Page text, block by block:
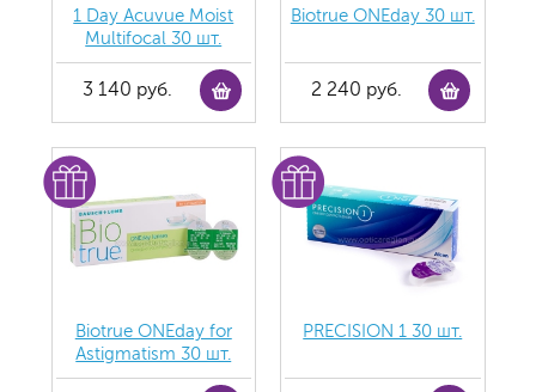
1 Day Acuvue Moist
Multifocal 30 шт.
3 140 руб.
Biotrue ONEday 30 шт.
2 240 руб.
Biotrue ONEday for
Astigmatism 30 шт.
PRECISION 1 30 шт.